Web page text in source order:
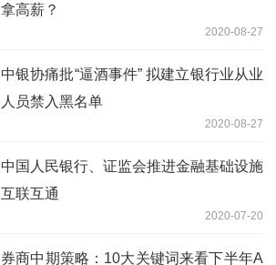
拿高薪？
2020-08-27
中银协痛批“逼酒事件” 拟建立银行业从业
人员禁入黑名单
2020-08-27
中国人民银行、证监会推进金融基础设施
互联互通
2020-07-20
券商中期策略：10大关键词来看下半年A